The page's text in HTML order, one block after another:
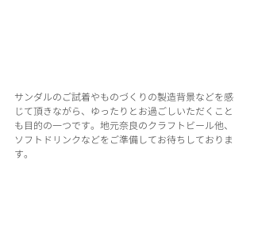
サンダルのご試着やものづくりの製造背景などを感
じて頂きながら、ゆったりとお過ごしいただくこと
も目的の一つです。地元奈良のクラフトビール他、
ソフトドリンクなどをご準備してお待ちしておりま
す。